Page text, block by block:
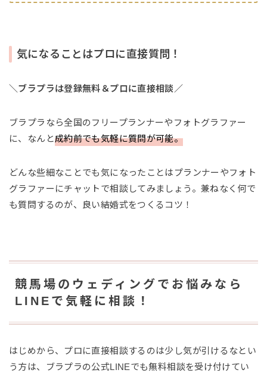
気になることはプロに直接質問！
＼ブラプラは登録無料＆プロに直接相談／
ブラプラなら全国のフリープランナーやフォトグラファー
に、なんと成約前でも気軽に質問が可能。
どんな些細なことでも気になったことはプランナーやフォト
グラファーにチャットで相談してみましょう。兼ねなく何で
も質問するのが、良い結婚式をつくるコツ！
競馬場のウェディングでお悩みなら
LINEで気軽に相談！
はじめから、プロに直接相談するのは少し気が引けるなとい
う方は、ブラプラの公式LINEでも無料相談を受け付けてい